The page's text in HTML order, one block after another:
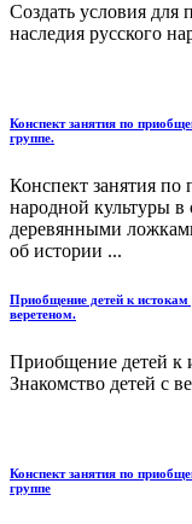
Создать условия для
наследия русского
Конспект занятия по
группе.
Конспект занятия
народной культуры в
деревянными
об истории ...
Приобщение детей к истокам
веретеном.
Приобщение детей к
Знакомство детей с
Конспект занятия по
группе